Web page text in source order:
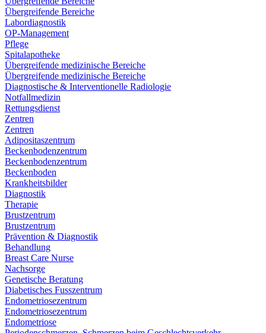
Übergreifende Bereiche
Labordiagnostik
OP-Management
Pflege
Spitalapotheke
Übergreifende medizinische Bereiche
Übergreifende medizinische Bereiche
Diagnostische & Interventionelle Radiologie
Notfallmedizin
Rettungsdienst
Zentren
Zentren
Adipositaszentrum
Beckenbodenzentrum
Beckenbodenzentrum
Beckenboden
Krankheitsbilder
Diagnostik
Therapie
Brustzentrum
Brustzentrum
Prävention & Diagnostik
Behandlung
Breast Care Nurse
Nachsorge
Genetische Beratung
Diabetisches Fusszentrum
Endometriosezentrum
Endometriosezentrum
Endometriose